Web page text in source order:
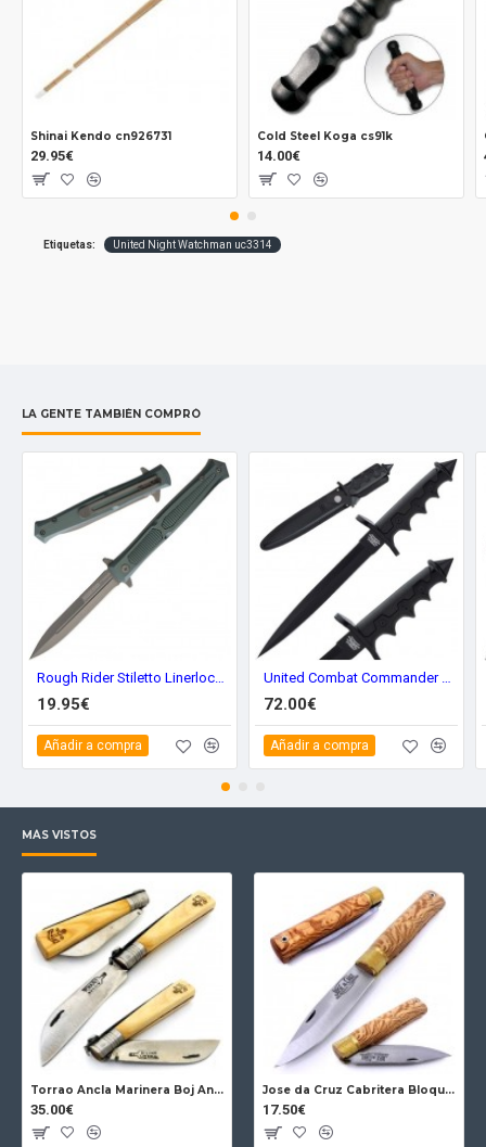
Shinai Kendo cn926731
29.95€
Cold Steel Koga cs91k
14.00€
Etiquetas: United Night Watchman uc3314
LA GENTE TAMBIÉN COMPRÓ
19.95€
Añadir a compra
72.00€
Añadir a compra
MÁS VISTOS
Torrao Ancla Marinera Boj Ancla Bloqueo
35.00€
Jose da Cruz Cabritera Bloqueo Encina Carbono
17.50€